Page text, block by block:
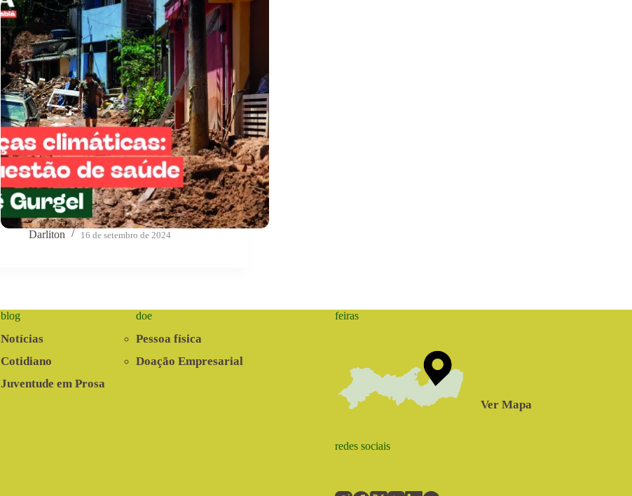
Darliton 16 de setembro de 2024
blog
Notícias
Cotidiano
Juventude em Prosa
doe
Pessoa física
Doação Empresarial
feiras
Ver Mapa
redes sociais